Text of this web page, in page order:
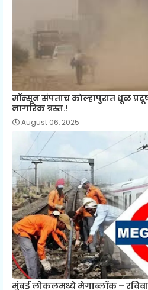
मॉन्सून संपताच कोल्हापुरात धूळ
नागरिक त्रस्त.!
August 06, 2025
मुंबई लोकलमध्ये मेगाब्लॉक –